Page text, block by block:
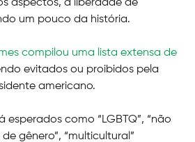
aspectos, a liberdade de
um pouco da história.
compilou uma lista extensa de
evitados ou proibidos pela
americano.
esperados como “LGBTQ”, “não
gênero”, “multicultural”